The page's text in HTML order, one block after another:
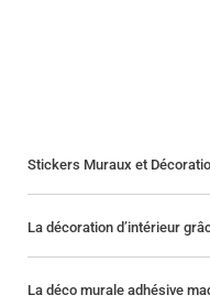
Stickers Muraux et
La décoration d’intérieur
La déco murale adhésive